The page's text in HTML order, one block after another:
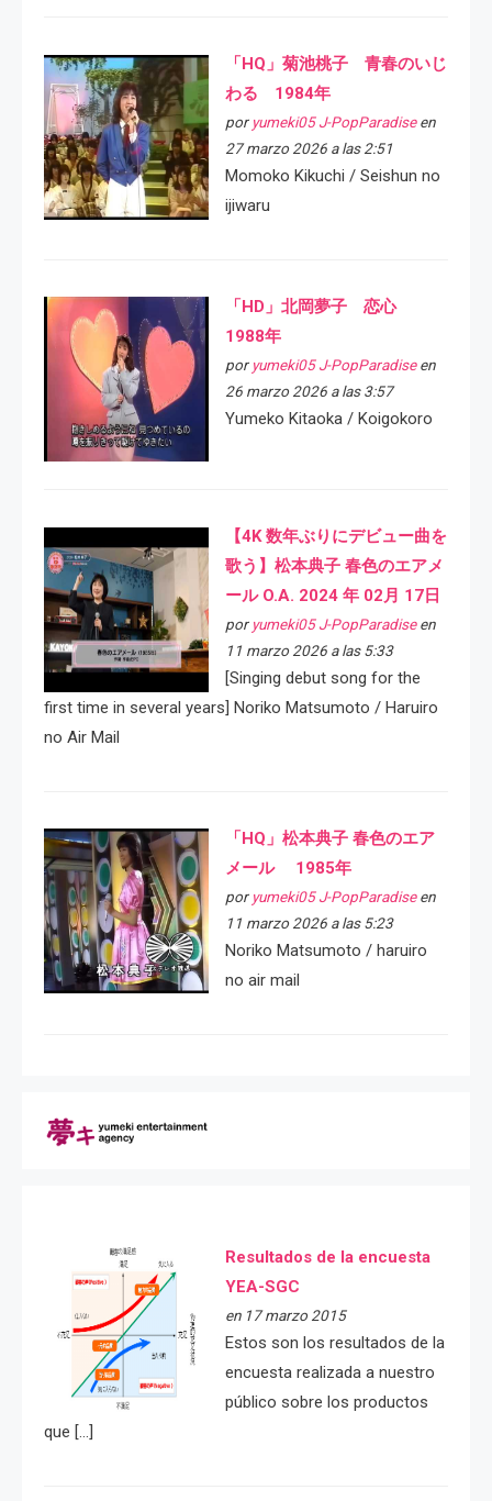
「HQ」菊池桃子 青春のいじ
わる 1984年
por yumeki05 J-PopParadiseen
27 marzo 2026 a las 2:51
Momoko Kikuchi / Seishun no
ijiwaru
「HD」北岡夢子 恋心
1988年
por yumeki05 J-PopParadiseen
26 marzo 2026 a las 3:57
Yumeko Kitaoka / Koigokoro
【4K 数年ぶりにデビュー曲を
歌う】松本典子 春色のエアメ
ール O.A. 2024 年 02月 17日
por yumeki05 J-PopParadiseen
11 marzo 2026 a las 5:33
[Singing debut song for the
first time in several years] Noriko Matsumoto / Haruiro
no Air Mail
「HQ」松本典子 春色のエア
メール 1985年
por yumeki05 J-PopParadiseen
11 marzo 2026 a las 5:23
Noriko Matsumoto / haruiro
no air mail
Resultados de la encuesta
YEA-SGC
en 17 marzo 2015
Estos son los resultados de la
encuesta realizada a nuestro
público sobre los productos
que […]